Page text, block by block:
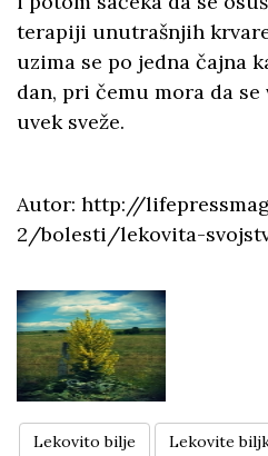
terapiji unutrašnjih
uzima se po jedna čajna
dan, pri čemu mora da
uvek sveže.
Autor: http://
2/bolesti/lekovita-
Lekovito bilje Lekovite